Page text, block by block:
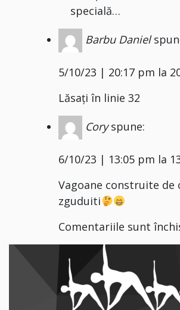
specială…
Barbu Daniel
5/10/23 | 20:17 pm la
Lăsați în linie 32
Cory spune:
6/10/23 | 13:05 pm la
Vagoane construite
zguduiti
Comentariile sunt